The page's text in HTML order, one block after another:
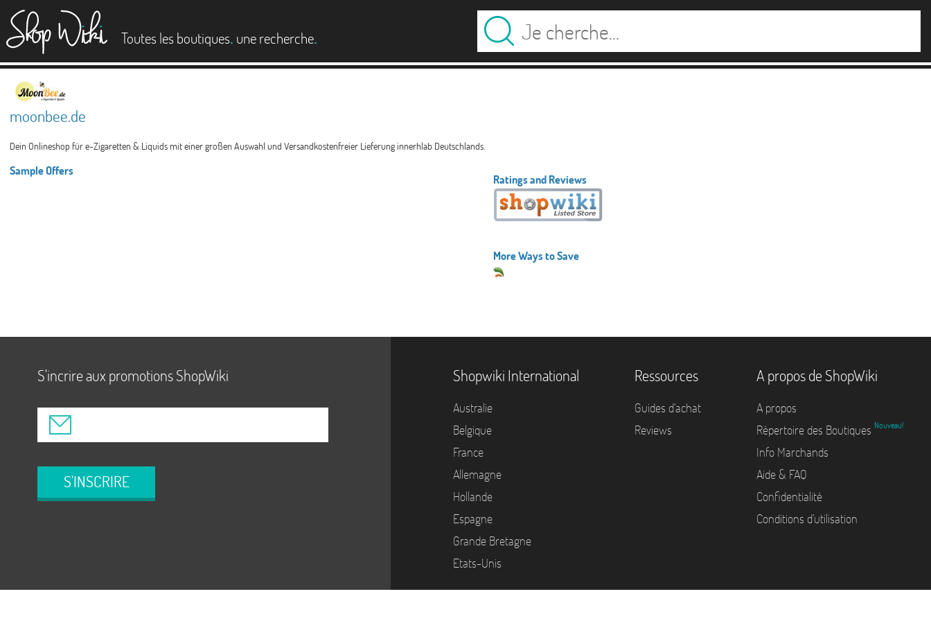
Toutes les boutiques. une recherche.
moonbee.de
Dein Onlineshop für e-Zigaretten & Liquids mit einer großen Auswahl und Versandkostenfreier Lieferung innerhlab Deutschlands.
Sample Offers
Ratings and Reviews
More Ways to Save
S'incrire aux promotions ShopWiki
S'INSCRIRE
Shopwiki International
Australie
Belgique
France
Allemagne
Hollande
Espagne
Grande Bretagne
Etats-Unis
Ressources
Guides d'achat
Reviews
A propos de ShopWiki
A propos
Répertoire des Boutiques Nouveau!
Info Marchands
Aide & FAQ
Confidentialité
Conditions d'utilisation